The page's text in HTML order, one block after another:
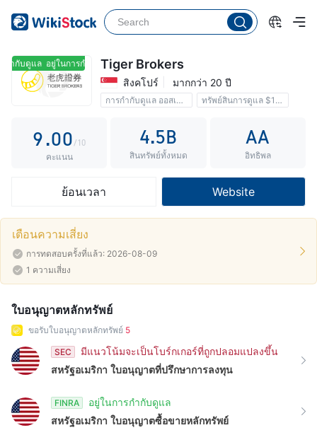
ำกับดูแล อยู่ในการกำกับดูแลTiger Brokers
สิงคโปร์ มากกว่า 20 ปี
การกำกับดูแล ออสเตรเลีย
ทรัพย์สินการดูแล $18.9B
4
6
7
9.0
1
4
5
6
7
8
9
0
1
2
4
5
6
7
8
9
/10
คะแนน
4.5B
สินทรัพย์ทั้งหมด
AA
อิทธิพล
ย้อนเวลา Website
เตือนความเสี่ยง
การทดสอบครั้งที่แล้ว: 2026-08-09
1 ความเสี่ยง
ใบอนุญาตหลักทรัพย์
ขอรับใบอนุญาตหลักทรัพย์ 5
SEC
มีแนวโน้มจะเป็นโบร์กเกอร์ที่ถูกปลอมแปลงขึ้น
สหรัฐอเมริกา ใบอนุญาตที่ปรึกษาการลงทุน
FINRA
อยู่ในการกำกับดูแล
สหรัฐอเมริกา ใบอนุญาตซื้อขายหลักทรัพย์